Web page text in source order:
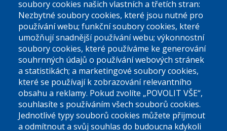
podatelna@praha9.cz
Úřední dny:
Po a St: 08.00-12.00; 13.00-18.00
soubory cookies našich vlastních a třetích stran:
Nezbytné soubory cookies, které jsou nutné pro
používání webu; funkční soubory cookies, které
umožňují snadnější používání webu; výkonnostní
soubory cookies, které používáme ke generování
souhrnných údajů o používání webových stránek
a statistikách; a marketingové soubory cookies,
které se používají k zobrazování relevantního
obsahu a reklamy. Pokud zvolíte „POVOLIT VŠE“,
souhlasíte s používáním všech souborů cookies.
Jednotlivé typy souborů cookies můžete přijmout
a odmítnout a svůj souhlas do budoucna kdykoli